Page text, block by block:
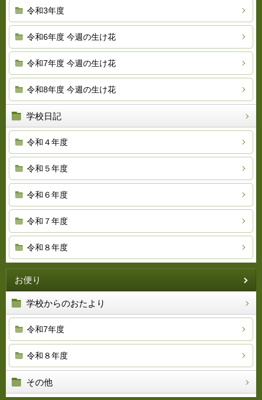
令和3年度
令和6年度 今週の生け花
令和7年度 今週の生け花
令和8年度 今週の生け花
学校日記
令和４年度
令和５年度
令和６年度
令和７年度
令和８年度
お便り
学校からのおたより
令和7年度
令和８年度
その他